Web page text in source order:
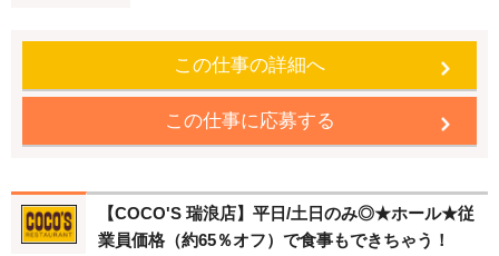
OK！ 副業・WワークOK 履歴書不要でかんたん応募♪
この仕事の詳細へ
この仕事に応募する
【COCO'S 瑞浪店】平日/土日のみ◎★ホール★従
業員価格（約65％オフ）で食事もできちゃう！